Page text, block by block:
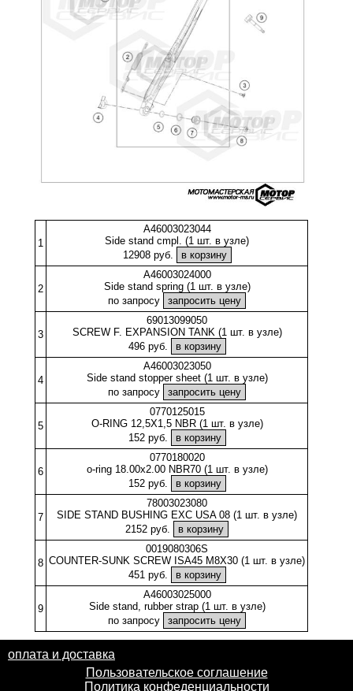
1
A46003023044
Side stand cmpl. (1 шт. в узле)
12908 руб.
2
A46003024000
Side stand spring (1 шт. в узле)
по запросу
3
69013099050
SCREW F. EXPANSION TANK (1 шт. в узле)
496 руб.
4
A46003023050
Side stand stopper sheet (1 шт. в узле)
по запросу
5
0770125015
O-RING 12,5X1,5 NBR (1 шт. в узле)
152 руб.
6
0770180020
o-ring 18.00x2.00 NBR70 (1 шт. в узле)
152 руб.
7
78003023080
SIDE STAND BUSHING EXC USA 08 (1 шт. в узле)
2152 руб.
8
0019080306S
COUNTER-SUNK SCREW ISA45 M8X30 (1 шт. в узле)
451 руб.
9
A46003025000
Side stand, rubber strap (1 шт. в узле)
по запросу
оплата и доставка
Пользовательское соглашение
Политика конфеденциальности